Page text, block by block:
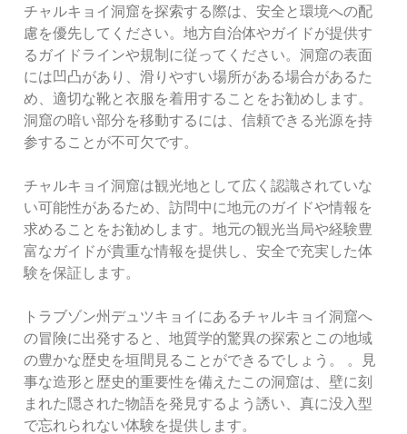
チャルキョイ洞窟を探索する際は、安全と環境への配
慮を優先してください。地方自治体やガイドが提供す
るガイドラインや規制に従ってください。洞窟の表面
には凹凸があり、滑りやすい場所がある場合があるた
め、適切な靴と衣服を着用することをお勧めします。
洞窟の暗い部分を移動するには、信頼できる光源を持
参することが不可欠です。
チャルキョイ洞窟は観光地として広く認識されていな
い可能性があるため、訪問中に地元のガイドや情報を
求めることをお勧めします。地元の観光当局や経験豊
富なガイドが貴重な情報を提供し、安全で充実した体
験を保証します。
トラブゾン州デュツキョイにあるチャルキョイ洞窟へ
の冒険に出発すると、地質学的驚異の探索とこの地域
の豊かな歴史を垣間見ることができるでしょう。 。見
事な造形と歴史的重要性を備えたこの洞窟は、壁に刻
まれた隠された物語を発見するよう誘い、真に没入型
で忘れられない体験を提供します。